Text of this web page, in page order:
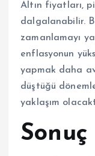
Altın fiyatları,
dalgalanabilir.
zamanlamayı
enflasyonun
yapmak daha
düştüğü
yaklaşım